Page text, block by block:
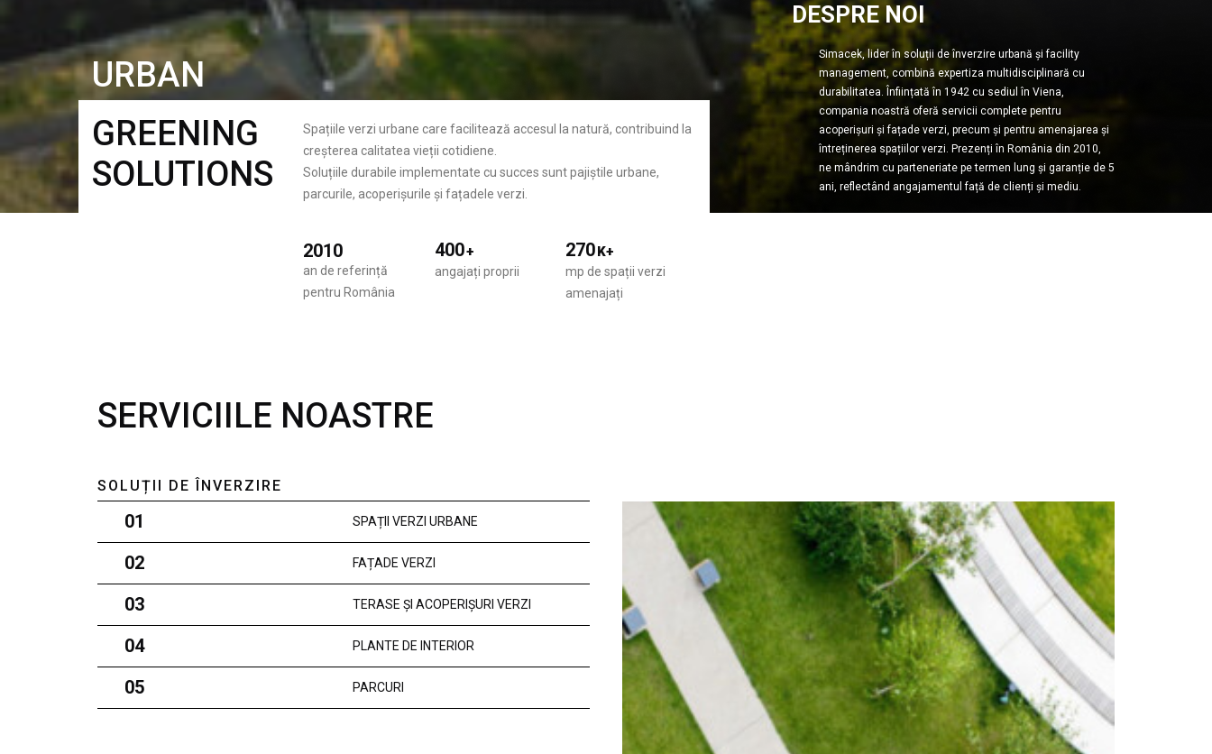
DESPRE NOI
Simacek, lider în soluții de înverzire urbană și facility
management, combină expertiza multidisciplinară cu
durabilitatea. Înființată în 1942 cu sediul în Viena,
compania noastră oferă servicii complete pentru
acoperișuri și fațade verzi, precum și pentru amenajarea și
întreținerea spațiilor verzi. Prezenți în România din 2010,
ne mândrim cu parteneriate pe termen lung și garanție de 5
ani, reflectând angajamentul față de clienți și mediu.
URBAN
GREENING
SOLUTIONS
Spațiile verzi urbane care facilitează accesul la natură, contribuind la
creșterea calitatea vieții cotidiene.
Soluțiile durabile implementate cu succes sunt pajiștile urbane,
parcurile, acoperișurile și fațadele verzi.
2010
an de referință
pentru România
400+
angajați proprii
270K+
mp de spații verzi
amenajați
SERVICIILE NOASTRE
SOLUȚII DE ÎNVERZIRE
01 SPAȚII VERZI URBANE
02 FAȚADE VERZI
03 TERASE ȘI ACOPERIȘURI VERZI
04 PLANTE DE INTERIOR
05 PARCURI